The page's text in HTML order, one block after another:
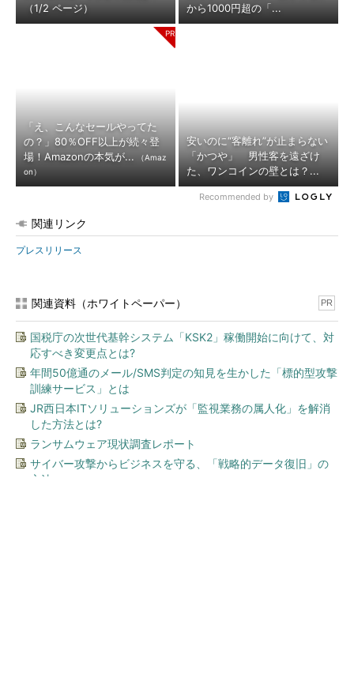
（1/2 ページ）
から1000円超の「...
「え、こんなセールやってた
の？」80％OFF以上が続々登
場！Amazonの本気が...
（Amaz
on）
安いのに“客離れ”が止まらない
「かつや」 男性客を遠ざけ
た、ワンコインの壁とは？...
Recommended by
関連リンク
プレスリリース
関連資料（ホワイトペーパー） PR
国税庁の次世代基幹システム「KSK2」稼働開始に向けて、対
応すべき変更点とは?
年間50億通のメール/SMS判定の知見を生かした「標的型攻撃
訓練サービス」とは
JR西日本ITソリューションズが「監視業務の属人化」を解消
した方法とは?
ランサムウェア現状調査レポート
サイバー攻撃からビジネスを守る、「戦略的データ復旧」の
方法